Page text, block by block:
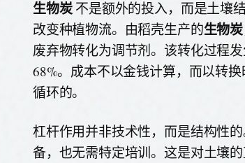
生物炭不是额外的投入，而是土壤
改变种植物流。由稻壳生产的生物炭
废弃物转化为调节剂。该转化过程
68%。成本不以金钱计算，而以转
循环的。
杠杆作用并非技术性，而是结构性
备，也无需特定培训。这是对土壤